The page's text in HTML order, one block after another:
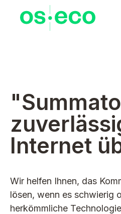
Internet
Wir helfen Ihnen, das
lösen, wenn es schwierig
herkömmliche